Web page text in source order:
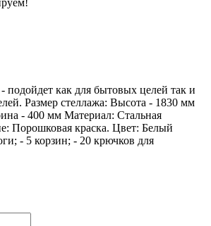
как для бытовых целей так и
Размер стеллажа: Высота - 1830 мм
- 400 мм Материал: Стальная
Порошковая краска. Цвет: Белый
- 5 корзин; - 20 крючков для